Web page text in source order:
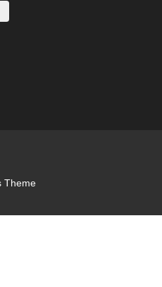
Theme